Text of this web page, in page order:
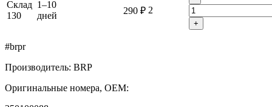
Склад
130
1–10
дней
290 ₽ 2
+
#brpr
Производитель: BRP
Оригинальные номера, OEM: